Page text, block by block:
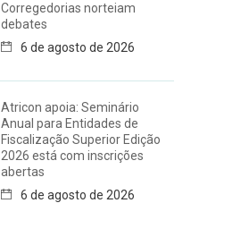
Corregedorias norteiam
debates
6 de agosto de 2026
Atricon apoia: Seminário
Anual para Entidades de
Fiscalização Superior Edição
2026 está com inscrições
abertas
6 de agosto de 2026